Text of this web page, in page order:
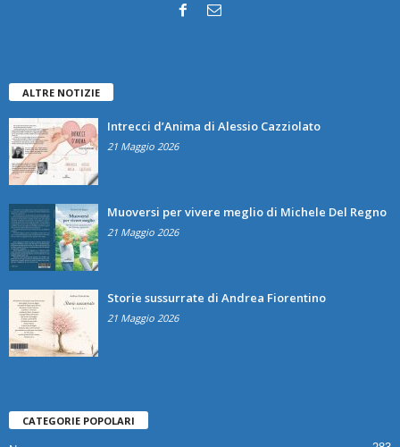
ALTRE NOTIZIE
Intrecci d’Anima di Alessio Cazziolato
21 Maggio 2026
Muoversi per vivere meglio di Michele Del Regno
21 Maggio 2026
Storie sussurrate di Andrea Fiorentino
21 Maggio 2026
CATEGORIE POPOLARI